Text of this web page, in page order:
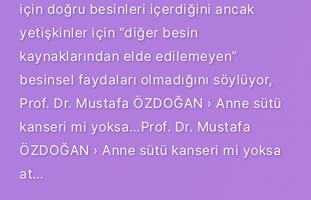
için doğru besinleri içerdiğini ancak
yetişkinler için “diğer besin
kaynaklarından elde edilemeyen”
besinsel faydaları olmadığını söylüyor,
Prof. Dr. Mustafa ÖZDOĞAN › Anne sütü
kanseri mi yoksa…Prof. Dr. Mustafa
ÖZDOĞAN › Anne sütü kanseri mi yoksa
at…